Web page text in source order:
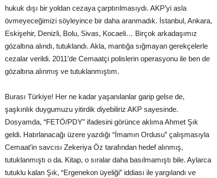
hukuk dışı bir yoldan cezaya çarptırılmasıydı. AKP’yi asla
övmeyeceğimizi söyleyince bir daha aranmadık. İstanbul, Ankara,
Eskişehir, Denizli, Bolu, Sivas, Kocaeli… Birçok arkadaşımız
gözaltına alındı, tutuklandı. Akla, mantığa sığmayan gerekçelerle
cezalar verildi. 2011’de Cemaatçi polislerin operasyonu ile ben de
gözaltına alınmış ve tutuklanmıştım.
Burası Türkiye! Her ne kadar yaşanılanlar garip gelse de,
şaşkınlık duygumuzu yitirdik diyebiliriz AKP sayesinde.
Dosyamda, “FETÖ/PDY” ifadesini görünce aklıma Ahmet Şık
geldi. Hatırlanacağı üzere yazdığı “İmamın Ordusu” çalışmasıyla
Cemaat’in savcısı Zekeriya Öz tarafından hedef alınmış,
tutuklanmıştı o da. Kitap, o sıralar daha basılmamıştı bile. Aylarca
tutuklu kalan Şık, “Ergenekon üyeliği” iddiası ile yargılandı ve